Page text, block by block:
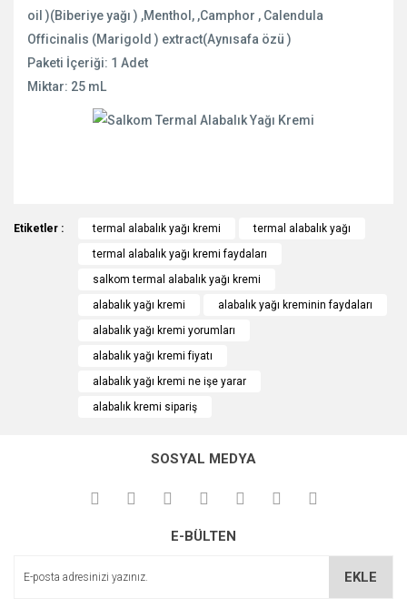
oil )(Biberiye yağı ) ,Menthol, ,Camphor , Calendula
Officinalis (Marigold ) extract(Aynısafa özü )
Paketi İçeriği: 1 Adet
Miktar: 25 mL
Bu ürüne ilk yorumu siz yapın!
konularda yetersiz gördüğünüz noktaları öneri formunu
kullanarak tarafımıza iletebilirsiniz.
Görüş ve önerileriniz için teşekkür ederiz.
Ürün resmi kalitesiz, bozuk veya görüntülenemiyor.
Ürün açıklamasında eksik bilgiler bulunuyor.
Ürün bilgilerinde hatalar bulunuyor.
Ürün fiyatı diğer sitelerden daha pahalı.
Bu ürüne benzer farklı alternatifler olmalı.
Gönder
Etiketler : termal alabalık yağı kremi
termal alabalık yağı
termal alabalık yağı kremi faydaları
salkom termal alabalık yağı kremi
alabalık yağı kremi
alabalık yağı kreminin faydaları
alabalık yağı kremi yorumları
alabalık yağı kremi fiyatı
alabalık yağı kremi ne işe yarar
alabalık kremi sipariş
SOSYAL MEDYA
E-BÜLTEN
EKLE